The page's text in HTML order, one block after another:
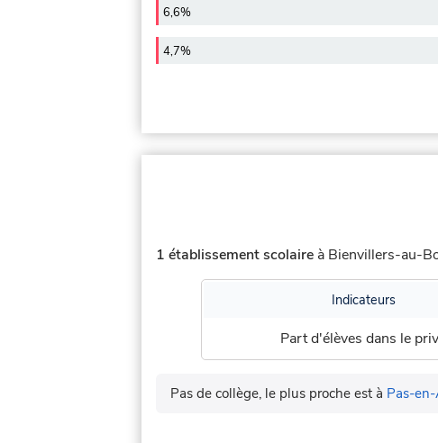
6,6%
4,7%
1 établissement scolaire à Bienvillers-au-
Indicateurs
Part d'élèves dans le
Pas de collège, le plus proche est à Pas-